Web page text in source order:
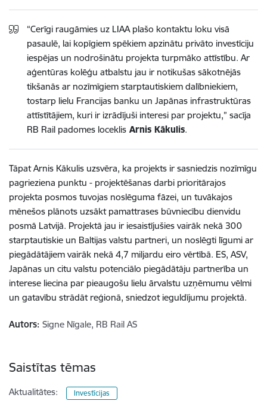
“Cerīgi raugāmies uz LIAA plašo kontaktu loku visā
pasaulē, lai kopīgiem spēkiem apzinātu privāto investīciju
iespējas un nodrošinātu projekta turpmāko attīstību. Ar
aģentūras kolēģu atbalstu jau ir notikušas sākotnējās
tikšanās ar nozīmīgiem starptautiskiem dalībniekiem,
tostarp lielu Francijas banku un Japānas infrastruktūras
attīstītājiem, kuri ir izrādījuši interesi par projektu,” sacīja
RB Rail padomes loceklis Arnis Kākulis.
Tāpat Arnis Kākulis uzsvēra, ka projekts ir sasniedzis nozīmīgu
pagrieziena punktu - projektēšanas darbi prioritārajos
projekta posmos tuvojas noslēguma fāzei, un tuvākajos
mēnešos plānots uzsākt pamattrases būvniecību dienvidu
posmā Latvijā. Projektā jau ir iesaistījušies vairāk nekā 300
starptautiskie un Baltijas valstu partneri, un noslēgti līgumi ar
piegādātājiem vairāk nekā 4,7 miljardu eiro vērtībā. ES, ASV,
Japānas un citu valstu potenciālo piegādātāju partnerība un
interese liecina par pieaugošu lielu ārvalstu uzņēmumu vēlmi
un gatavību strādāt reģionā, sniedzot ieguldījumu projektā.
Autors: Signe Nīgale, RB Rail AS
Saistītas tēmas
Aktualitātes: Investīcijas